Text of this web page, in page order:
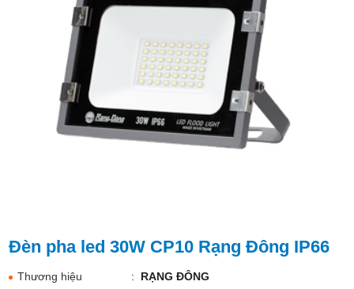
Đèn pha led 30W CP10 Rạng Đông IP66
Thương hiệu : RẠNG ĐÔNG